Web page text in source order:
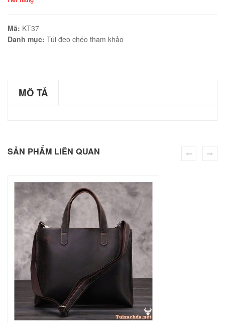
Mã: KT37
Danh mục: Túi đeo chéo tham khảo
MÔ TẢ
SẢN PHẨM LIÊN QUAN